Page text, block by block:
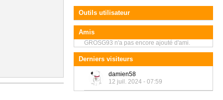
Outils utilisateur
Amis
GROSG93 n'a pas encore ajouté d'ami.
Derniers visiteurs
damien58
12 juil. 2024 - 07:59